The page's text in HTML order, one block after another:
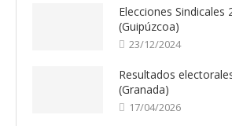
Elecciones Sindicales
(Guipúzcoa)
23/12/2024
Resultados
(Granada)
17/04/2026